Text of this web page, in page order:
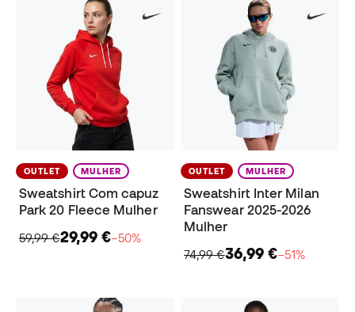
OUTLET MULHER
Sweatshirt Com capuz
Park 20 Fleece Mulher
59,99 €29,99 €−50%
OUTLET MULHER
Sweatshirt Inter Milan
Fanswear 2025-2026
Mulher
74,99 €36,99 €−51%